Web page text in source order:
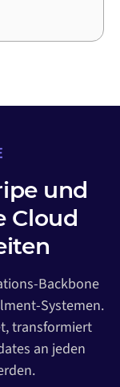
und
Cloud
Backbone
Systemen.
transformiert
an jeden